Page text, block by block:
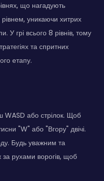
що нагадують
уникаючи хитрих
У грі всього 8 рівнів, тому
та спритних
етапу.
WASD або стрілок. Щоб
"W" або "Вгору" двічі.
Будь уважним та
рухами ворогів, щоб